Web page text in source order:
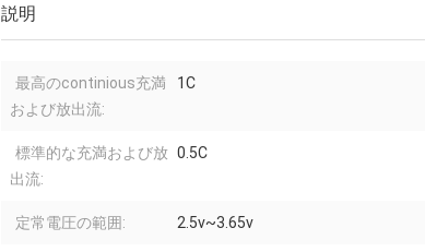
説明
最高のcontinious充満
および放出流:
1C
標準的な充満および放
出流:
0.5C
定常電圧の範囲: 2.5v~3.65v